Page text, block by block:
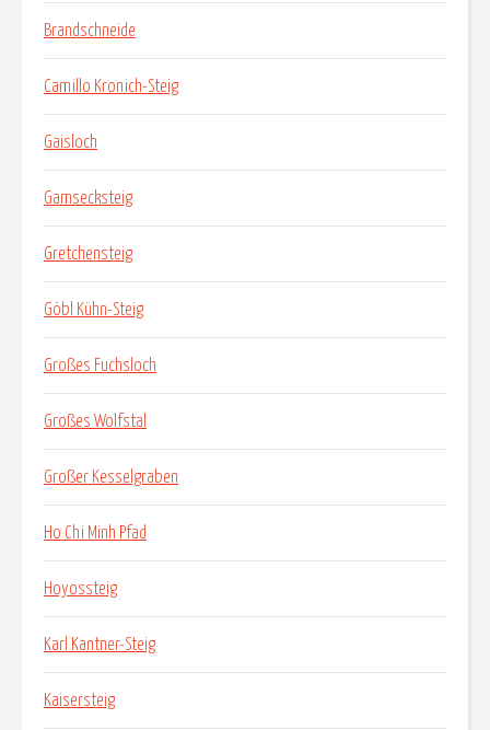
Brandschneide
Camillo Kronich-Steig
Gaisloch
Gamsecksteig
Gretchensteig
Göbl Kühn-Steig
Großes Fuchsloch
Großes Wolfstal
Großer Kesselgraben
Ho Chi Minh Pfad
Hoyossteig
Karl Kantner-Steig
Kaisersteig